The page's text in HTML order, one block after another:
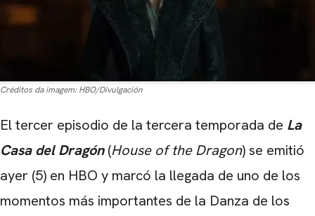
Créditos da imagem: HBO/Divulgación
El tercer episodio de la tercera temporada de La
Casa del Dragón(House of the Dragon) se emitió
ayer (5) en HBO y marcó la llegada de uno de los
momentos más importantes de la Danza de los